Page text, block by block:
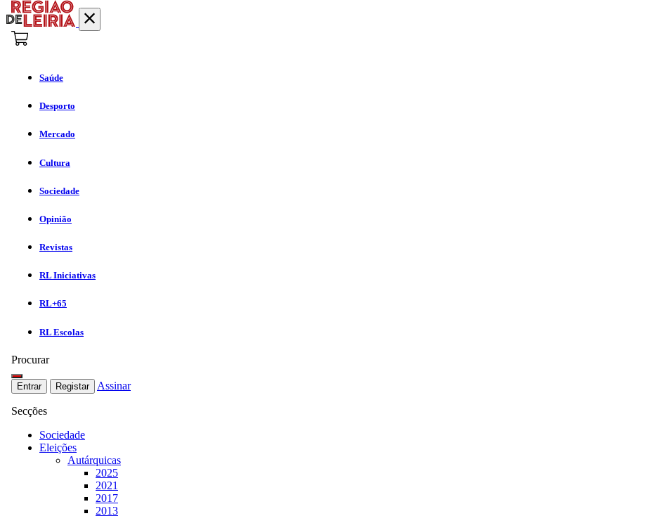
Saúde
Desporto
Mercado
Cultura
Sociedade
Opinião
Revistas
RL Iniciativas
RL+65
RL Escolas
Procurar
Entrar Registar Assinar
Secções
Sociedade
Eleições
Autárquicas
2025
2021
2017
2013